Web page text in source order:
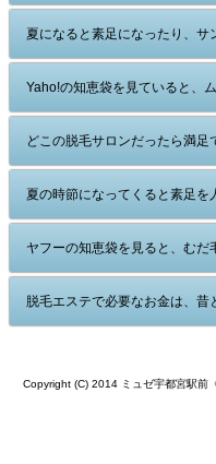
夏になると素足になったり、サ
Yaho!の知恵袋を見ていると、
どこの脱毛サロンだったら満足
夏の時節になってくると素足を
ヤフーの知恵袋を見ると、むだ
脱毛エステで必要なお金は、昔
Copyright (C) 2014 ミュゼ宇都宮駅前